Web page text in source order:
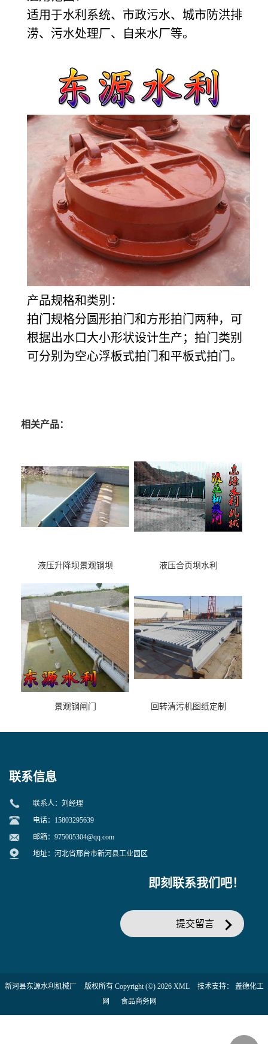
适用于水利系统、市政污水、城市防洪排
涝、污水处理厂、自来水厂等。
产品规格和类别：
拍门规格分圆形拍门和方形拍门两种，可
根据出水口大小形状设计生产；拍门类别
可分别为空心浮板式拍门和平板式拍门。
相关产品：
液压升降坝景观钢坝 液压合页坝水利
景观钢闸门 回转清污机图纸定制
联系信息
联系人：刘经理
电话：15803295639
邮箱： 975005304@qq.com
地址：河北省邢台市新河县工业园区
即刻联系我们吧！
提交留言
新河县东源水利机械厂 版权所有 Copyright (©) 2026 XML 技术支持： 盖德化工
网
食品商务网